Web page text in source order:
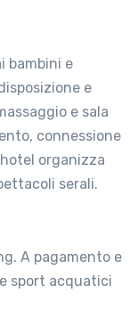
bambini e
e
e sala
connessione
organizza
serali.
A pagamento e
sport acquatici